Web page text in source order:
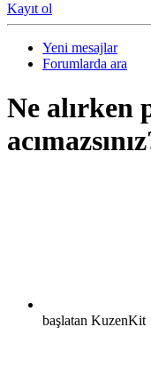
Kayıt ol
Yeni mesajlar
Forumlarda ara
Ne alırken
başlatan KuzenKit